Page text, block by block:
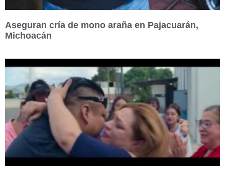
Aseguran cría de mono araña en Pajacuarán,
Michoacán